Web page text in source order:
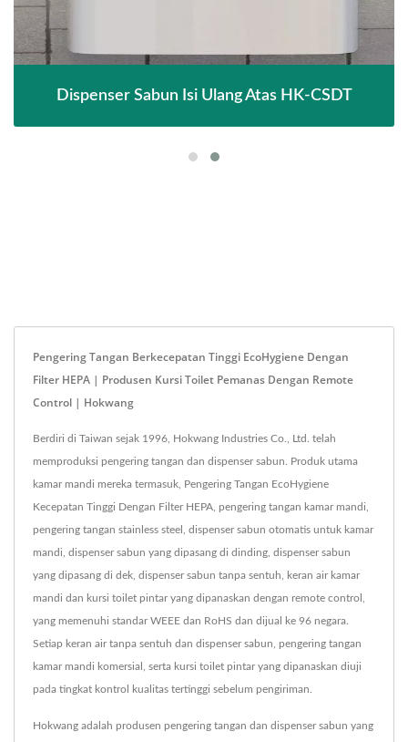
Dispenser Sabun Isi Ulang Atas HK-CSDT
Pengering Tangan Berkecepatan Tinggi EcoHygiene Dengan
Filter HEPA | Produsen Kursi Toilet Pemanas Dengan Remote
Control | Hokwang
Berdiri di Taiwan sejak 1996, Hokwang Industries Co., Ltd. telah
memproduksi pengering tangan dan dispenser sabun. Produk utama
kamar mandi mereka termasuk, Pengering Tangan EcoHygiene
Kecepatan Tinggi Dengan Filter HEPA, pengering tangan kamar mandi,
pengering tangan stainless steel, dispenser sabun otomatis untuk kamar
mandi, dispenser sabun yang dipasang di dinding, dispenser sabun
yang dipasang di dek, dispenser sabun tanpa sentuh, keran air kamar
mandi dan kursi toilet pintar yang dipanaskan dengan remote control,
yang memenuhi standar WEEE dan RoHS dan dijual ke 96 negara.
Setiap keran air tanpa sentuh dan dispenser sabun, pengering tangan
kamar mandi komersial, serta kursi toilet pintar yang dipanaskan diuji
pada tingkat kontrol kualitas tertinggi sebelum pengiriman.
Hokwang adalah produsen pengering tangan dan dispenser sabun yang